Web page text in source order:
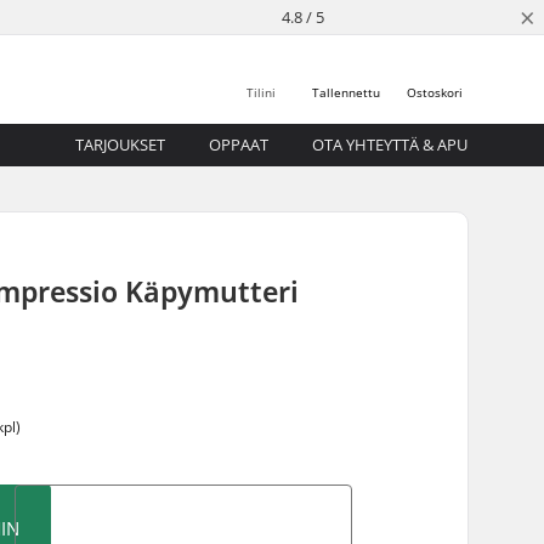
4.8 / 5 ×
Ostoskori
Tallennettu
Tilini
TARJOUKSET OPPAAT OTA YHTEYTTÄ & APU
Käpymutteri